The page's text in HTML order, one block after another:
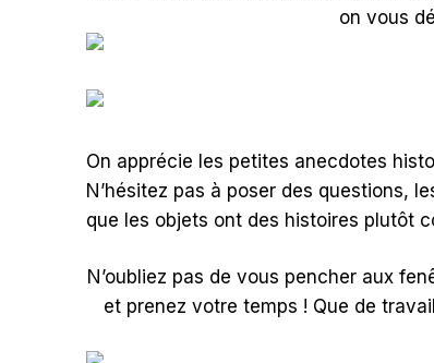
on vous
On apprécie les petites anecdotes
N’hésitez pas à poser des questions,
que les objets ont des histoires plutôt
N’oubliez pas de vous pencher aux
et prenez votre temps ! Que de